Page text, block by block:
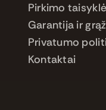
Pirkimo
Garantija ir
Privatumo
Kontaktai